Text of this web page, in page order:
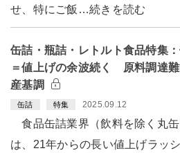
せ、特にご飯…続きを読む
缶詰・瓶詰・レトルト食品特集
＝値上げの余波続く 原料調達
産基調
缶詰 特集 2025.09.12
食品缶詰業界（飲料を除く丸缶
は、21年からの長い値上げラッ